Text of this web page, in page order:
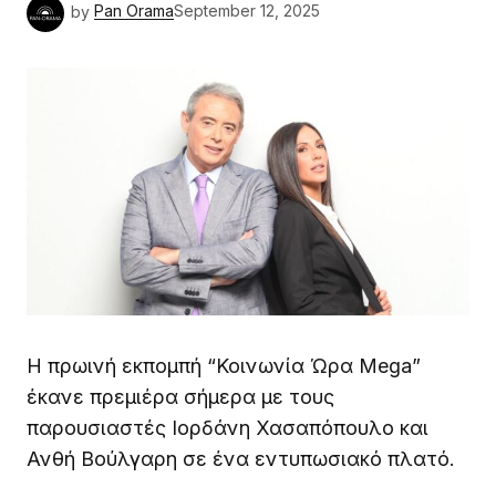
by Pan OramaSeptember 12, 2025
Η πρωινή εκπομπή “Κοινωνία Ώρα Mega”
έκανε πρεμιέρα σήμερα με τους
παρουσιαστές Ιορδάνη Χασαπόπουλο και
Ανθή Βούλγαρη σε ένα εντυπωσιακό πλατό.